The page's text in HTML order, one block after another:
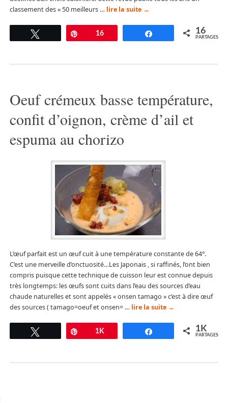
classement des « 50 meilleurs … lire la suite →
Tweetez Épingle
16 Partagez 16
PARTAGES
Oeuf crémeux basse température,
confit d’oignon, crème d’ail et
espuma au chorizo
L’œuf parfait est un œuf cuit à une température constante de 64°.
C’est une merveille d’onctuosité…Les Japonais , si raffinés, l’ont bien
compris puisque cette technique de cuisson leur est connue depuis
très longtemps: les œufs sont cuits dans l’eau des sources d’eau
chaude naturelles et sont appelés « onsen tamago » c’est à dire œuf
des sources ( tamago=oeuf et onsen= … lire la suite →
Tweetez Épingle
1K Partagez 1K
PARTAGES